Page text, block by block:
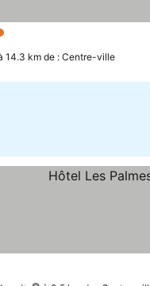
14.3 km de : Centre-ville